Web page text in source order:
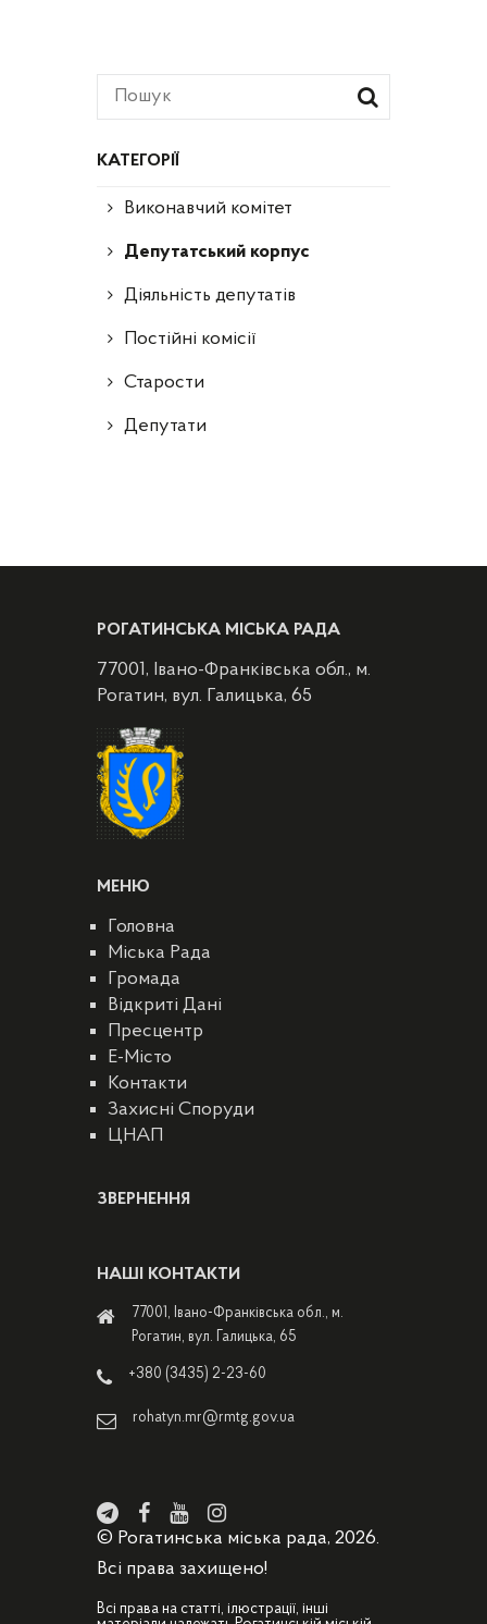
КАТЕГОРІЇ
Виконавчий комітет
Депутатський корпус
Діяльність депутатів
Постійні комісії
Старости
Депутати
РОГАТИНСЬКА МІСЬКА РАДА
77001, Івано-Франківська обл., м.
Рогатин, вул. Галицька, 65
МЕНЮ
Головна
Міська Рада
Громада
Відкриті Дані
Пресцентр
E-Місто
Контакти
Захисні Споруди
ЦНАП
ЗВЕРНЕННЯ
НАШІ КОНТАКТИ
77001, Івано-Франківська обл., м.
Рогатин, вул. Галицька, 65
+380 (3435) 2-23-60
rohatyn.mr@rmtg.gov.ua
© Рогатинська міська рада, 2026.
Всі права захищено!
Всі права на статті, ілюстрації, інші